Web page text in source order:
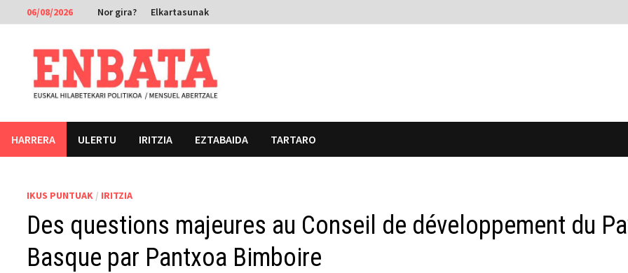
to
content
06/08/2026 Nor gira? Elkartasunak
HARRERA ULERTU IRITZIA EZTABAIDA TARTARO
IKUS PUNTUAK / IRITZIA
Des questions majeures au Conseil de développement du
Basque par Pantxoa Bimboire